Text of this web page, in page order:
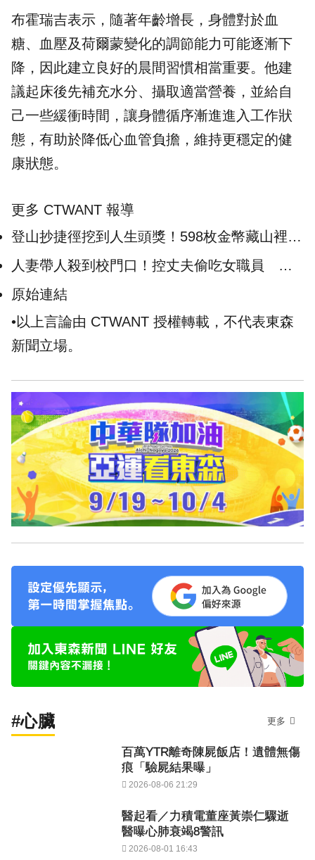
布霍瑞吉表示，隨著年齡增長，身體對於血
糖、血壓及荷爾蒙變化的調節能力可能逐漸下
降，因此建立良好的晨間習慣相當重要。他建
議起床後先補充水分、攝取適當營養，並給自
己一些緩衝時間，讓身體循序漸進進入工作狀
態，有助於降低心血管負擔，維持更穩定的健
康狀態。
更多 CTWANT 報導
登山抄捷徑挖到人生頭獎！598枚金幣藏山裡
2男爽領1756萬
人妻帶人殺到校門口！控丈夫偷吃女職員 再
爆涉招標黑幕
原始連結
•以上言論由 CTWANT 授權轉載，不代表東森
新聞立場。
#心臟 更多
百萬YTR離奇陳屍飯店！遺體無傷
痕「驗屍結果曝」
2026-08-06 21:29
醫起看／力積電董座黃崇仁驟逝
醫曝心肺衰竭8警訊
2026-08-01 16:43